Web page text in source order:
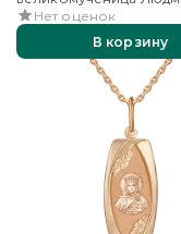
красного золота
Нет оценок
В корзину